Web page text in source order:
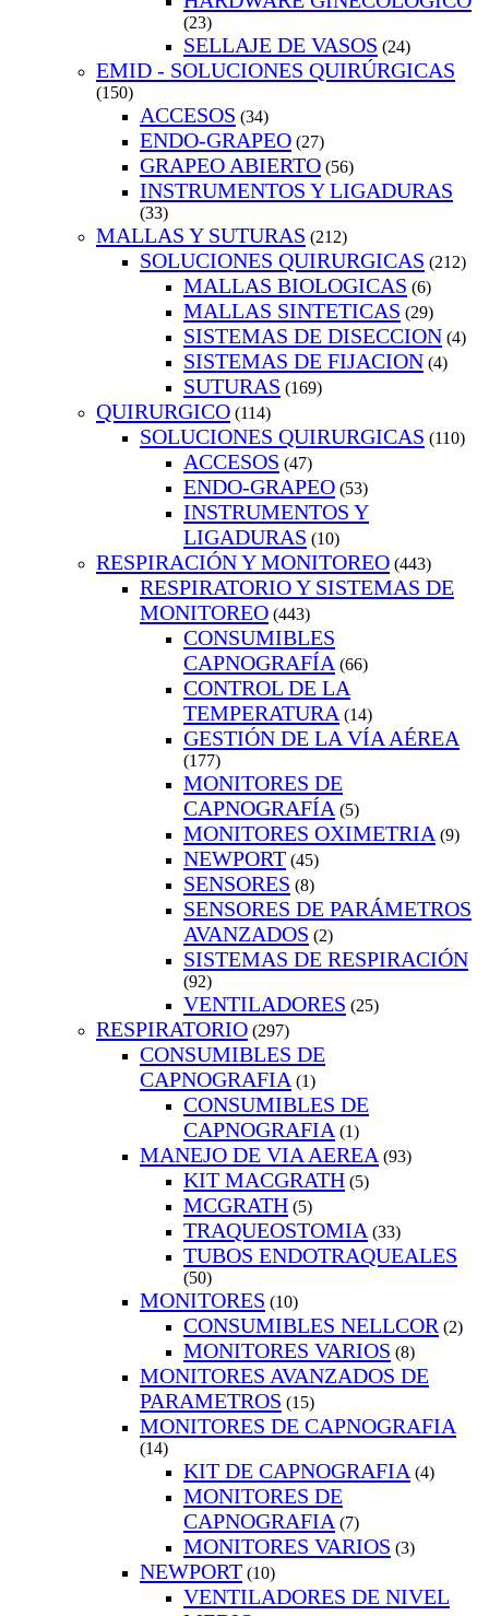
(23)
SELLAJE DE VASOS (24)
EMID - SOLUCIONES QUIRÚRGICAS
(150)
ACCESOS (34)
ENDO-GRAPEO (27)
GRAPEO ABIERTO (56)
INSTRUMENTOS Y LIGADURAS
(33)
MALLAS Y SUTURAS (212)
SOLUCIONES QUIRURGICAS (212)
MALLAS BIOLOGICAS (6)
MALLAS SINTETICAS (29)
SISTEMAS DE DISECCION (4)
SISTEMAS DE FIJACION (4)
SUTURAS (169)
QUIRURGICO (114)
SOLUCIONES QUIRURGICAS (110)
ACCESOS (47)
ENDO-GRAPEO (53)
INSTRUMENTOS Y
LIGADURAS (10)
RESPIRACIÓN Y MONITOREO (443)
RESPIRATORIO Y SISTEMAS DE
MONITOREO (443)
CONSUMIBLES
CAPNOGRAFÍA (66)
CONTROL DE LA
TEMPERATURA (14)
GESTIÓN DE LA VÍA AÉREA
(177)
MONITORES DE
CAPNOGRAFÍA (5)
MONITORES OXIMETRIA (9)
NEWPORT (45)
SENSORES (8)
SENSORES DE PARÁMETROS
AVANZADOS (2)
SISTEMAS DE RESPIRACIÓN
(92)
VENTILADORES (25)
RESPIRATORIO (297)
CONSUMIBLES DE
CAPNOGRAFIA (1)
CONSUMIBLES DE
CAPNOGRAFIA (1)
MANEJO DE VIA AEREA (93)
KIT MACGRATH (5)
MCGRATH (5)
TRAQUEOSTOMIA (33)
TUBOS ENDOTRAQUEALES
(50)
MONITORES (10)
CONSUMIBLES NELLCOR (2)
MONITORES VARIOS (8)
MONITORES AVANZADOS DE
PARAMETROS (15)
MONITORES DE CAPNOGRAFIA
(14)
KIT DE CAPNOGRAFIA (4)
MONITORES DE
CAPNOGRAFIA (7)
MONITORES VARIOS (3)
NEWPORT (10)
VENTILADORES DE NIVEL